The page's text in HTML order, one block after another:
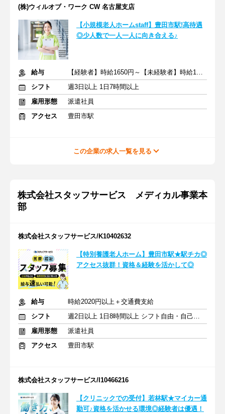
(株)ウィルオブ・ワーク CW 名古屋支店
【小規模老人ホームstaff】豊田市駅!高待遇
◎少人数で一人一人に向き合える♪
給与
【経験者】時給1650円～【未経験者】時給1500円～ ＋交通費
シフト
週3日以上 1日7時間以上
雇用形態
派遣社員
アクセス
豊田市駅
この企業の求人一覧を見る
株式会社スタッフサービス メディカル事業本
部
株式会社スタッフサービス/K10402632
【特別養護老人ホーム】豊田市駅★駅チカ◎
アクセス抜群！資格＆経験を活かして◎
給与
時給2020円以上＋交通費支給
シフト
週2日以上 1日8時間以上 シフト自由・自己申告
雇用形態
派遣社員
アクセス
豊田市駅
株式会社スタッフサービス/I10466216
【クリニックでの受付】若林駅★マイカー通
勤可♪資格を活かせる環境◎経験者は優遇！